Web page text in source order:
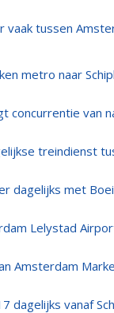
vaak tussen
metro naar
concurrentie van
treindienst
dagelijks met
Lelystad
Amsterdam
dagelijks vanaf